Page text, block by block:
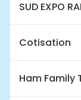
SUD EXPO
Cotisation
Ham Family